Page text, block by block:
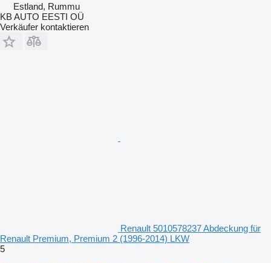
Estland, Rummu
KB AUTO EESTI OÜ
Verkäufer kontaktieren
Renault 5010578237 Abdeckung für
Renault Premium, Premium 2 (1996-2014) LKW
5